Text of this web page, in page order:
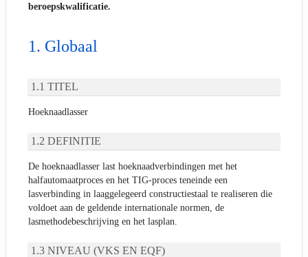
beroepskwalificatie.
Globaal
TITEL
Hoeknaadlasser
DEFINITIE
De hoeknaadlasser last hoeknaadverbindingen met het
halfautomaatproces en het TIG-proces teneinde een
lasverbinding in laaggelegeerd constructiestaal te realiseren die
voldoet aan de geldende internationale normen, de
lasmethodebeschrijving en het lasplan.
NIVEAU (VKS EN EQF)